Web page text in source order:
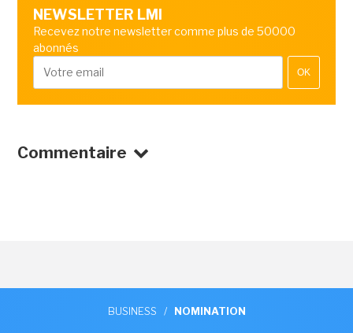
NEWSLETTER LMI
Recevez notre newsletter comme plus de 50000
abonnés
OK
Commentaire
BUSINESS / NOMINATION